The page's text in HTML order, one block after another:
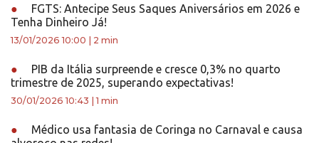
●
FGTS: Antecipe Seus Saques Aniversários em 2026 e
Tenha Dinheiro Já!
13/01/2026 10:00 2 min
●
PIB da Itália surpreende e cresce 0,3% no quarto
trimestre de 2025, superando expectativas!
30/01/2026 10:43 |1 min
●
Médico usa fantasia de Coringa no Carnaval e causa